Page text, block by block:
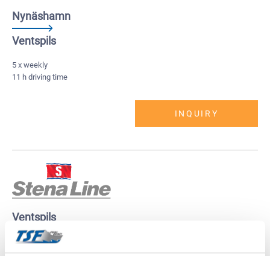
Nynäshamn
Ventspils
5 x weekly
11 h driving time
INQUIRY
Ventspils
Nynäshamn